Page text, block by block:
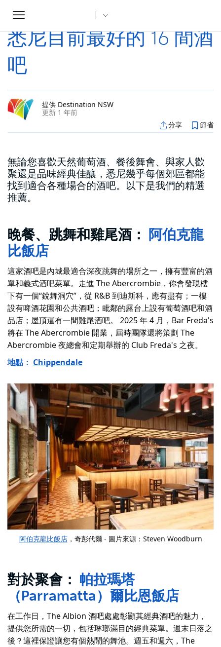
Toggle
navigation
家 悉尼目前最好的 16 間酒吧
悉尼目前最好的 16 間酒
吧
提供 Destination NSW
更新 1 年前
分享 節省
無論您喜歡天然葡萄酒、餐後舞會、與家人歡
聚還是品味經典佳釀，悉尼幾乎每個郊區都能
找到適合各種場合的酒吧。以下是我們的精選
推薦。
晚餐、跳舞和雞尾酒：
阿伯克龍
比飯店
這家酒吧是內城最適合深夜跳舞的場所之一，擁有豐富的酒
單和義式酒吧菜單。走進 The Abercrombie，你會發現樓
下有一個“銳舞洞穴”，從 R&B 到迪斯科，應有盡有；一樓
設有啤酒花園和公共酒吧；毗鄰的露台上設有葡萄酒吧和酒
品店；屋頂還有一間雞尾酒吧。 2025 年 4 月，Bar Freda's
將在 The Abercrombie 開業，屆時團隊還將策劃 The
Abercrombie 夜總會和定期舉辦的 Club Freda's 之夜。
地點： Chippendale
阿伯克龍比飯店，奇彭代爾 - 圖片來源：Steven Woodburn
對於聚會：
帕拉瑪塔
（Parramatta）爾比恩飯店
在工作日，The Albion 酒吧處處彰顯其經典酒吧的魅力，
提供您所需的一切，包括琳瑯滿目的經典菜單。週末日落之
後？這裡保證讓您有個熱鬧的舞池。週五和週六，The